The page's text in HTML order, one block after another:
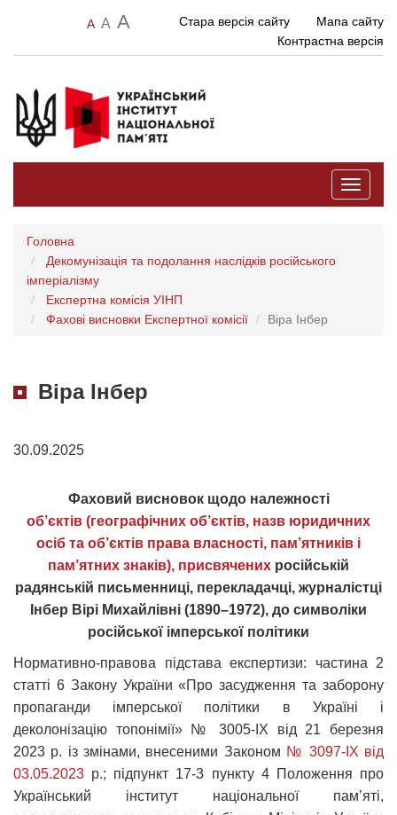
A A A Стара версія сайту
Мапа сайту
Контрастна версія
Toggle
Головна
Декомунізація та подолання наслідків російського
імперіалізму
Експертна комісія УІНП
Фахові висновки Експертної комісії
Віра Інбер
Віра Інбер
30.09.2025
Фаховий висновок щодо належності
об’єктів (географічних об’єктів, назв юридичних
осіб та об’єктів права власності, пам’ятників і
пам’ятних знаків), присвячених російській
радянській письменниці, перекладачці, журналістці
Інбер Вірі Михайлівні (1890–1972), до символіки
російської імперської політики
Нормативно-правова підстава експертизи: частина 2
статті 6 Закону України «Про засудження та заборону
пропаганди імперської політики в Україні і
деколонізацію топонімії» № 3005-ІХ від 21 березня
2023 р. із змінами, внесеними Законом № 3097-IX від
03.05.2023 р.; підпункт 17-3 пункту 4 Положення про
Український інститут національної пам’яті,